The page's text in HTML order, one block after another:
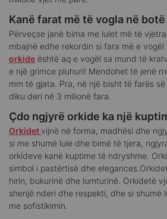
Kanë farat më të vogla në botë
Përveçse janë bima me lulet më të
mbajnë edhe rekordin si fara më e
orkide është aq e vogël sa mund të
e një grimce pluhuri! Mendohet të jenë
mm të gjata. Pra, në një bisht të farës
diku deri në 3 milionë fara.
Çdo ngjyrë orkide ka një
Orkidetvijnë në forma, madhësi dhe
si me shumë lule dhe bimë të tjera,
orkideve kanë kuptime të ndryshme.
simbol i pastërtisë dhe
hirin, bukurinë dhe lumturinë. Orkidetë
shenjë nderi dhe respekti, dhe si shumë
me sofistikimin.